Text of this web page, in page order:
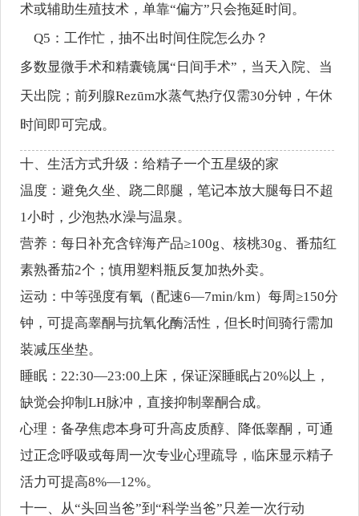
术或辅助生殖技术，单靠“偏方”只会拖延时间。
Q5：工作忙，抽不出时间住院怎么办？
多数显微手术和精囊镜属“日间手术”，当天入院、当
天出院；前列腺Rezūm水蒸气热疗仅需30分钟，午休
时间即可完成。
十、生活方式升级：给精子一个五星级的家
温度：避免久坐、跷二郎腿，笔记本放大腿每日不超
1小时，少泡热水澡与温泉。
营养：每日补充含锌海产品≥100g、核桃30g、番茄红
素熟番茄2个；慎用塑料瓶反复加热外卖。
运动：中等强度有氧（配速6—7min/km）每周≥150分
钟，可提高睾酮与抗氧化酶活性，但长时间骑行需加
装减压坐垫。
睡眠：22:30—23:00上床，保证深睡眠占20%以上，
缺觉会抑制LH脉冲，直接抑制睾酮合成。
心理：备孕焦虑本身可升高皮质醇、降低睾酮，可通
过正念呼吸或每周一次专业心理疏导，临床显示精子
活力可提高8%—12%。
十一、从“头回当爸”到“科学当爸”只差一次行动